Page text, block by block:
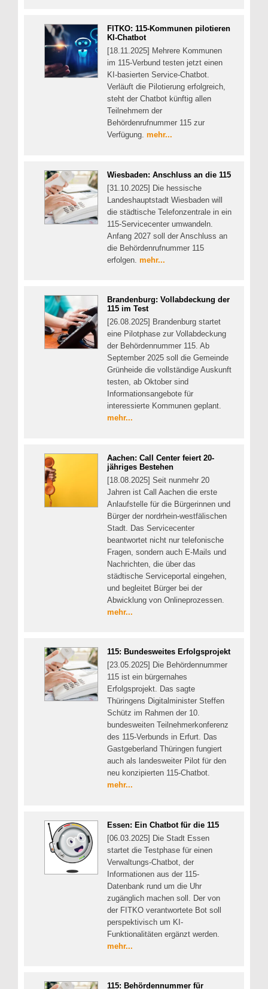
FITKO: 115-Kommunen pilotieren
KI-Chatbot
[18.11.2025] Mehrere Kommunen
im 115-Verbund testen jetzt einen
KI-basierten Service-Chatbot.
Verläuft die Pilotierung erfolgreich,
steht der Chatbot künftig allen
Teilnehmern der
Behördenrufnummer 115 zur
Verfügung. mehr...
Wiesbaden: Anschluss an die 115
[31.10.2025] Die hessische
Landeshauptstadt Wiesbaden will
die städtische Telefonzentrale in ein
115-Servicecenter umwandeln.
Anfang 2027 soll der Anschluss an
die Behördenrufnummer 115
erfolgen. mehr...
Brandenburg: Vollabdeckung der
115 im Test
[26.08.2025] Brandenburg startet
eine Pilotphase zur Vollabdeckung
der Behördennummer 115. Ab
September 2025 soll die Gemeinde
Grünheide die vollständige Auskunft
testen, ab Oktober sind
Informationsangebote für
interessierte Kommunen geplant.
mehr...
Aachen: Call Center feiert 20-
jähriges Bestehen
[18.08.2025] Seit nunmehr 20
Jahren ist Call Aachen die erste
Anlaufstelle für die Bürgerinnen und
Bürger der nordrhein-westfälischen
Stadt. Das Servicecenter
beantwortet nicht nur telefonische
Fragen, sondern auch E-Mails und
Nachrichten, die über das
städtische Serviceportal eingehen,
und begleitet Bürger bei der
Abwicklung von Onlineprozessen.
mehr...
115: Bundesweites Erfolgsprojekt
[23.05.2025] Die Behördennummer
115 ist ein bürgernahes
Erfolgsprojekt. Das sagte
Thüringens Digitalminister Steffen
Schütz im Rahmen der 10.
bundesweiten Teilnehmerkonferenz
des 115-Verbunds in Erfurt. Das
Gastgeberland Thüringen fungiert
auch als landesweiter Pilot für den
neu konzipierten 115-Chatbot.
mehr...
Essen: Ein Chatbot für die 115
[06.03.2025] Die Stadt Essen
startet die Testphase für einen
Verwaltungs-Chatbot, der
Informationen aus der 115-
Datenbank rund um die Uhr
zugänglich machen soll. Der von
der FITKO verantwortete Bot soll
perspektivisch um KI-
Funktionalitäten ergänzt werden.
mehr...
115: Behördennummer für